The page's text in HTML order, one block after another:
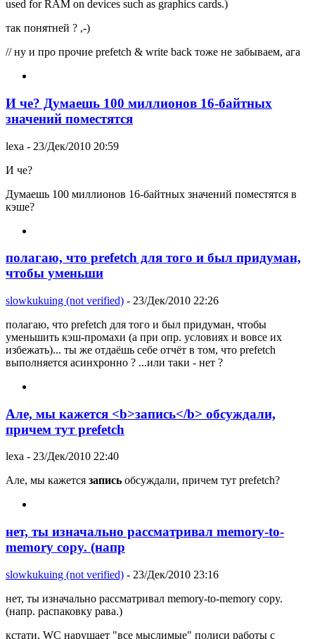
used for RAM on devices such as graphics cards.)
так понятней ? ,-)
// ну и про прочие prefetch & write back тоже не забываем, ага
И че? Думаешь 100 миллионов 16-байтных
значений поместятся
lexa - 23/Дек/2010 20:59
И че?
Думаешь 100 миллионов 16-байтных значений поместятся в
кэше?
полагаю, что prefetch для того и был придуман,
чтобы уменьши
slowkukuing (not verified) - 23/Дек/2010 22:26
полагаю, что prefetch для того и был придуман, чтобы
уменьшить кэш-промахи (а при опр. условиях и вовсе их
избежать)... ты же отдаёшь себе отчёт в том, что prefetch
выполняется асинхронно ? ...или таки - нет ?
Але, мы кажется <b>запись</b> обсуждали,
причем тут prefetch
lexa - 23/Дек/2010 22:40
Але, мы кажется запись обсуждали, причем тут prefetch?
нет, ты изначально рассматривал memory-to-
memory copy. (напр
slowkukuing (not verified) - 23/Дек/2010 23:16
нет, ты изначально рассматривал memory-to-memory copy.
(напр. распаковку рава.)
кстати, WC нарушает "все мыслимые" полиси работы с